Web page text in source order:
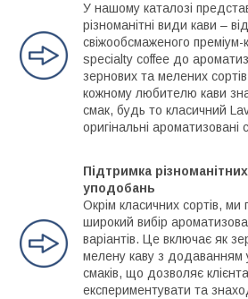
У нашому каталозі
різноманітні види кави – від
свіжообсмаженого преміум-
specialty coffee до
зернових та мелених
кожному любителю кави
смак, будь то класичний
оригінальні ароматизовані
Підтримка
уподобань
Окрім класичних сортів, ми
широкий вибір
варіантів. Це включає як
мелену каву з додаванням
смаків, що дозволяє
експериментувати та